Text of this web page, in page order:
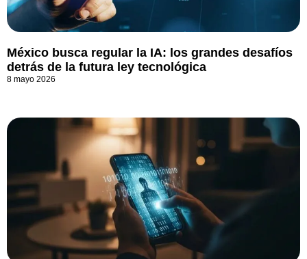
México busca regular la IA: los grandes desafíos
detrás de la futura ley tecnológica
8 mayo 2026